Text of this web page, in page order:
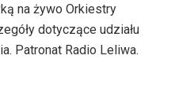
na żywo Orkiestry
dotyczące udziału
Patronat Radio Leliwa.